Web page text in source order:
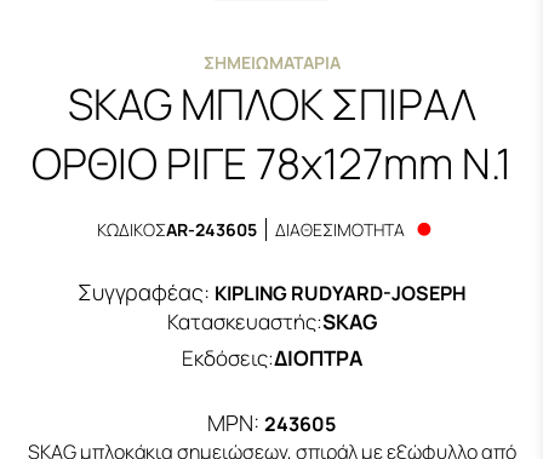
ΣΗΜΕΙΩΜΑΤΆΡΙΑ
SKAG ΜΠΛΟΚ ΣΠΙΡΑΛ
ΟΡΘΙΟ ΡΙΓΕ 78x127mm N.1
ΚΩΔΙΚΟΣAR-243605 ΔΙΑΘΕΣΙΜΟΤΗΤΑ
Συγγραφέας: KIPLING RUDYARD-JOSEPH
Κατασκευαστής:SKAG
Εκδόσεις:ΔΙΟΠΤΡΑ
MPN: 243605
SKAG μπλοκάκια σημειώσεων, σπιράλ με εξώφυλλο από